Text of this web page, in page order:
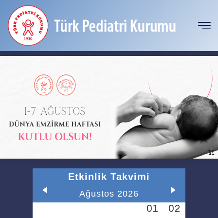
Etkinlik Takvimi
Ağustos 2026
01
02